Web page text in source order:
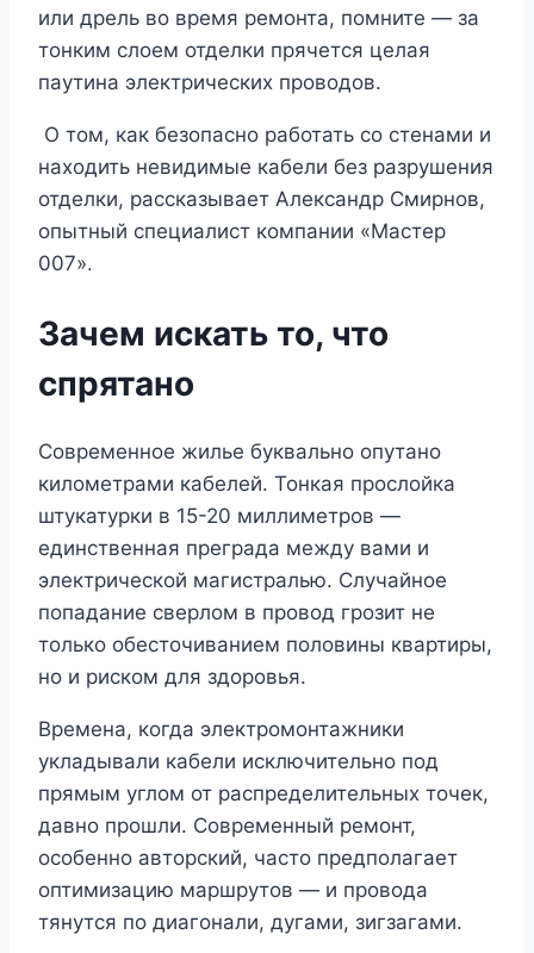
или дрель во время ремонта, помните — за
тонким слоем отделки прячется целая
паутина электрических проводов.
О том, как безопасно работать со стенами и
находить невидимые кабели без разрушения
отделки, рассказывает Александр Смирнов,
опытный специалист компании «Мастер
007».
Зачем искать то, что
спрятано
Современное жилье буквально опутано
километрами кабелей. Тонкая прослойка
штукатурки в 15-20 миллиметров —
единственная преграда между вами и
электрической магистралью. Случайное
попадание сверлом в провод грозит не
только обесточиванием половины квартиры,
но и риском для здоровья.
Времена, когда электромонтажники
укладывали кабели исключительно под
прямым углом от распределительных точек,
давно прошли. Современный ремонт,
особенно авторский, часто предполагает
оптимизацию маршрутов — и провода
тянутся по диагонали, дугами, зигзагами.